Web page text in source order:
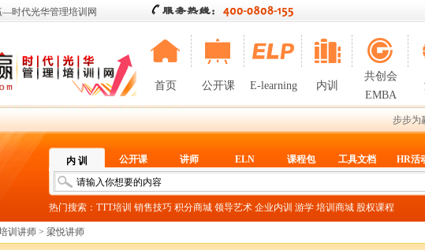
—时代光华管理培训网
首页 公开课 E-learning 内训
共创会
EMBA
步步为
内 训 公开课 讲师 ELN 课程包 工具文档 HR活
热门搜索： TTT培训 销售技巧 积分商城 领导艺术 企业内训 游学 培训商城 股权课程
训讲师 > 梁悦讲师